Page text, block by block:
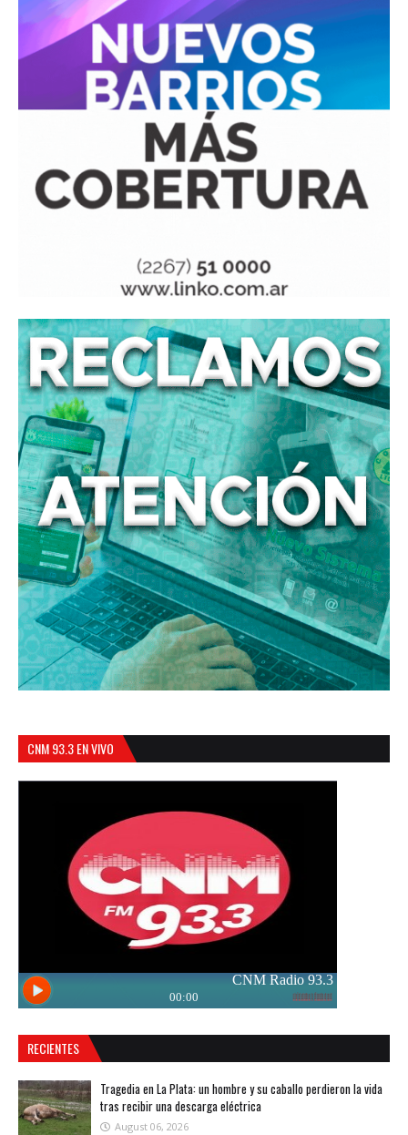
CNM 93.3 EN VIVO
RECIENTES
Tragedia en La Plata: un hombre y su caballo perdieron la vida
tras recibir una descarga eléctrica
August 06, 2026